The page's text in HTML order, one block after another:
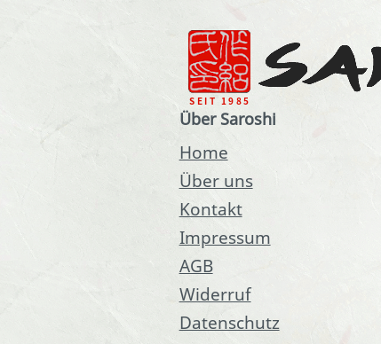
Über Saroshi
Home
Über uns
Kontakt
Impressum
AGB
Widerruf
Datenschutz